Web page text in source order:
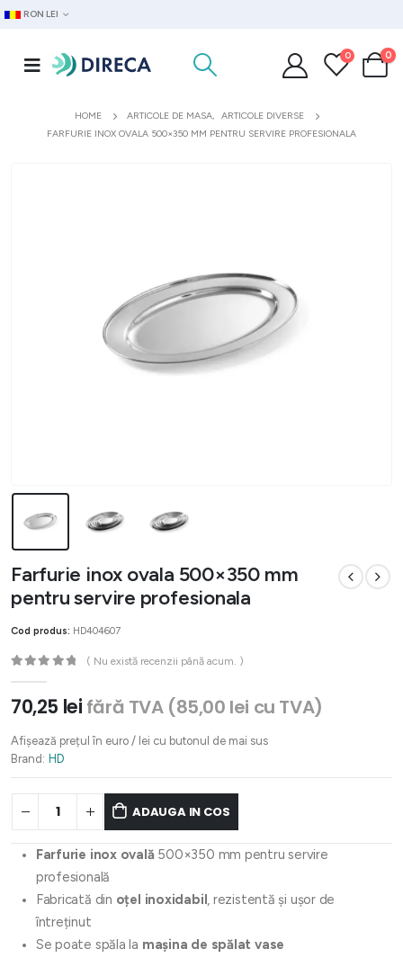
RON LEI
0 0
HOME ARTICOLE DE MASA,
ARTICOLE DIVERSE
FARFURIE INOX OVALA 500×350 MM PENTRU SERVIRE PROFESIONALA
Farfurie inox ovala 500×350 mm
pentru servire profesionala
Cod produs: HD404607
( Nu există recenzii până acum. )
70,25 lei fără TVA (85,00 lei cu TVA)
Afișează prețul în euro / lei cu butonul de mai sus
Brand: HD
ADAUGA IN COS
Farfurie inox ovală500×350 mm pentru servire
profesională
Fabricată din oțel inoxidabil, rezistentă și ușor de
întreținut
Se poate spăla la mașina de spălat vase